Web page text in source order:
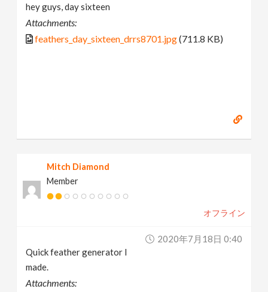
hey guys, day sixteen
Attachments:
feathers_day_sixteen_drrs8701.jpg(711.8 KB)
Mitch Diamond
Member
オフライン
2020年7月18日 0:40
Quick feather generator I
made.
Attachments: